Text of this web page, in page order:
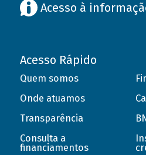
Acesso à
Acesso Rápido
Quem somos
Onde atuamos
Transparência
Consulta a
financiamentos